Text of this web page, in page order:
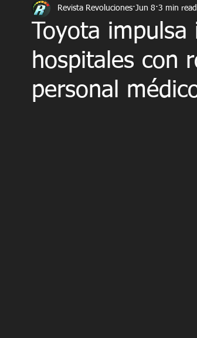
Drag Racing FORMULA E FORMULA 1
Toyota
hospitales con
personal
Revista Revoluciones Jun 8 3 min read